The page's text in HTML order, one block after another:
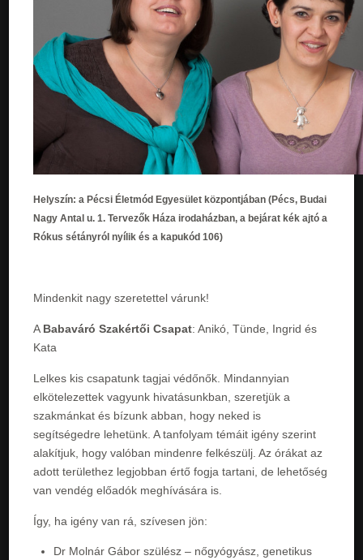
Helyszín: a Pécsi Életmód Egyesület központjában (Pécs, Budai
Nagy Antal u. 1. Tervezők Háza irodaházban, a bejárat kék ajtó a
Rókus sétányról nyílik és a kapukód 106)
Mindenkit nagy szeretettel várunk!
A Babaváró Szakértői Csapat: Anikó, Tünde, Ingrid és
Kata
Lelkes kis csapatunk tagjai védőnők. Mindannyian
elkötelezettek vagyunk hivatásunkban, szeretjük a
szakmánkat és bízunk abban, hogy neked is
segítségedre lehetünk. A tanfolyam témáit igény szerint
alakítjuk, hogy valóban mindenre felkészülj. Az órákat az
adott területhez legjobban értő fogja tartani, de lehetőség
van vendég előadók meghívására is.
Így, ha igény van rá, szívesen jön:
Dr Molnár Gábor szülész – nőgyógyász, genetikus